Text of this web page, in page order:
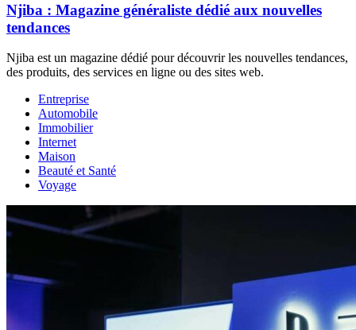
Njiba : Magazine généraliste dédié aux nouvelles
tendances
Njiba est un magazine dédié pour découvrir les nouvelles tendances,
des produits, des services en ligne ou des sites web.
Entreprise
Automobile
Immobilier
Internet
Maison
Beauté et Santé
Voyage